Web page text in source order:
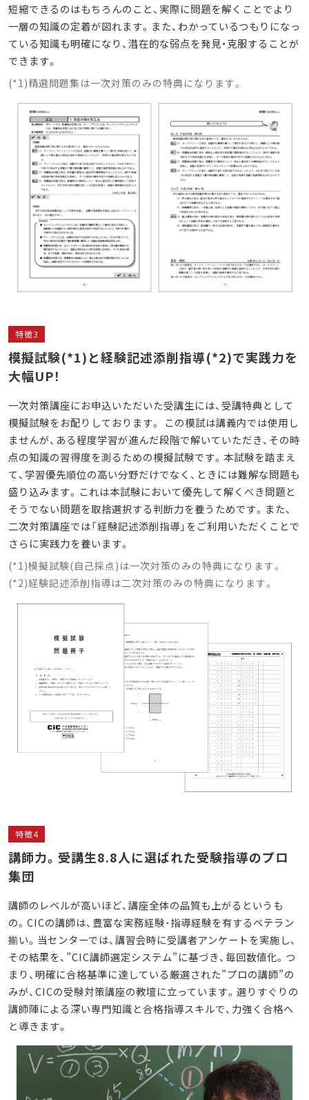
短縮できるのはもちろんのこと、実際に問題を解くことでより
一層の知識の定着が図れます。また、わかっているつもりになっ
ている知識も明確になり、潜在的な弱点を発見・克服することが
できます。
(*1)精選問題集は一次対策のみの特典になります。
特徴3
模擬試験(*1)と経験記述添削指導(*2)で実践力を
大幅UP！
一次対策講座にお申込いただいた受講生には、 受講特典として
模擬試験をお配りしております。 この模試は講義内では使用し
ませんが、ある程度学習が進んだ段階で解いていただき、その時
点の知識の習得度を測るための模擬試験です。本試験を踏まえ
て、学習優先順位の高い分野だけでなく、ときには難解な問題も
盛り込みます。これは本試験において優先して解くべき問題と
そうでない問題を取捨選択する判断力を養うためです。 また、
二次対策講座では「経験記述添削指導」をご利用いただくことで
さらに実践力を養います。
(*1)模擬試験(自己採点)は一次対策のみの特典になります。
(*2)経験記述添削指導は二次対策のみの特典になります。
特徴4
講師力。受講生8.8人に選ばれた受験指導のプロ
集団
講師のレベルが高いほど、講座全体の品質も上がるというも
の。CICの講師は、豊富な実務経験･指導経験を有するベテラン
揃い。当センターでは、講習会時に受講者アンケートを実施し、
その結果を、”CIC講師選定システム”に基づき、毎回数値化。つ
まり、明確に合格基準に達している厳選された”プロの講師”の
みが、CICの受験対策講座の教壇に立っています。選りすぐりの
講師陣による深い専門知識と合格指導スキルで、力強く合格へ
と導きます。